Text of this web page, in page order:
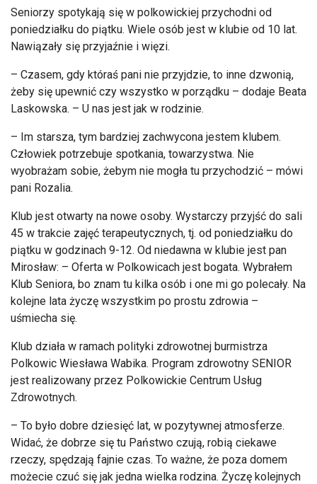
Seniorzy spotykają się w polkowickiej przychodni od
poniedziałku do piątku. Wiele osób jest w klubie od 10 lat.
Nawiązały się przyjaźnie i więzi.
– Czasem, gdy któraś pani nie przyjdzie, to inne dzwonią,
żeby się upewnić czy wszystko w porządku – dodaje Beata
Laskowska. – U nas jest jak w rodzinie.
– Im starsza, tym bardziej zachwycona jestem klubem.
Człowiek potrzebuje spotkania, towarzystwa. Nie
wyobrażam sobie, żebym nie mogła tu przychodzić – mówi
pani Rozalia.
Klub jest otwarty na nowe osoby. Wystarczy przyjść do sali
45 w trakcie zajęć terapeutycznych, tj. od poniedziałku do
piątku w godzinach 9-12. Od niedawna w klubie jest pan
Mirosław: – Oferta w Polkowicach jest bogata. Wybrałem
Klub Seniora, bo znam tu kilka osób i one mi go polecały. Na
kolejne lata życzę wszystkim po prostu zdrowia –
uśmiecha się.
Klub działa w ramach polityki zdrowotnej burmistrza
Polkowic Wiesława Wabika. Program zdrowotny SENIOR
jest realizowany przez Polkowickie Centrum Usług
Zdrowotnych.
– To było dobre dziesięć lat, w pozytywnej atmosferze.
Widać, że dobrze się tu Państwo czują, robią ciekawe
rzeczy, spędzają fajnie czas. To ważne, że poza domem
możecie czuć się jak jedna wielka rodzina. Życzę kolejnych